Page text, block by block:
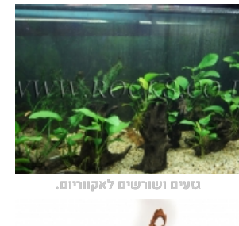
גזעים ושורשים לאקווריום.